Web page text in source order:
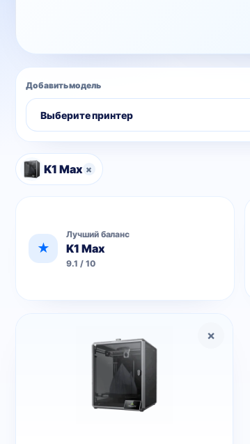
Добавить модель
K1 Max ×
★
Лучший баланс
K1 Max
9.1 / 10
×